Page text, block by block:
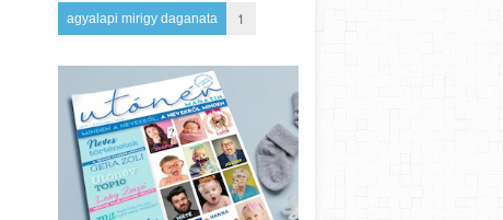
agyalapi mirigy daganata 1